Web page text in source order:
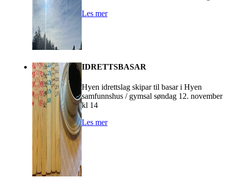
Les mer
IDRETTSBASAR
Hyen idrettslag skipar til basar i Hyen
samfunnshus / gymsal søndag 12. november
kl 14​​​​
Les mer